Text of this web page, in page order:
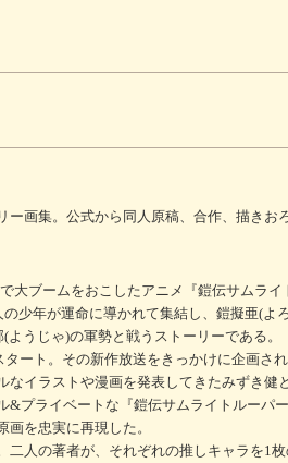
画集。公式から同人原稿、合作、描きお
大ブームをおこしたアニメ『鎧伝サムライ
少年が運命に導かれて集結し、鎧擬亜(よ
うじゃ)の軍勢と戦うストーリーである。
ート。その新作放送をきっかけに企画さ
イラストや漫画を発表してきたみずき健
プライベートな『鎧伝サムライトルーパ
を忠実に再現した。
人の著者が、それぞれの推しキャラを1